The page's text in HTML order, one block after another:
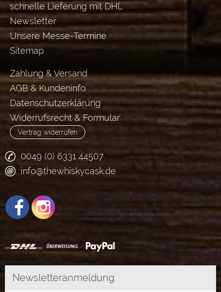
schnelle Lieferung mit DHL
Newsletter
Unsere Messe-Termine
Sitemap
Zahlung & Versand
AGB & Kundeninfo
Datenschutzerklärung
Widerrufsrecht & Formular
Vertrag widerrufen
0049 (0) 6331 44507
info@thewhiskycask.de